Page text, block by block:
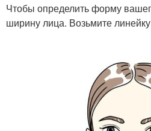
Чтобы определить форму
ширину лица. Возьмите